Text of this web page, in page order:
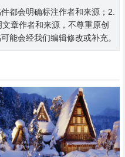
都会明确标注作者和来源；2.
章作者和来源，不尊重原创
能会经我们编辑修改或补充。